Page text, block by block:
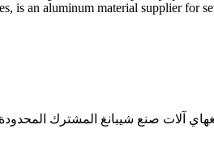
is an aluminum material supplier for